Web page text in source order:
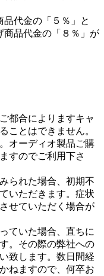
品代金の「５％」と
商品代金の「８％」が
都合によりますキャ
ことはできません。
オーディオ製品ご購
すのでご利用下さ
られた場合、初期不
いただきます。症状
せていただく場合が
ていた場合、直ちに
。その際の弊社への
致します。数日間経
ねますので、何卒お